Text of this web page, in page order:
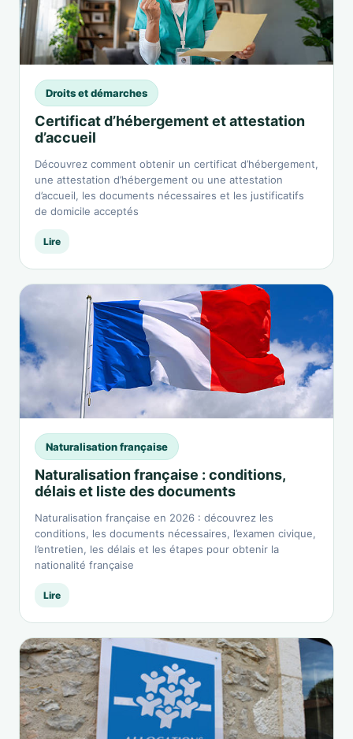
Droits et démarches
Certificat d’hébergement et attestation
d’accueil
Découvrez comment obtenir un certificat d’hébergement,
une attestation d’hébergement ou une attestation
d’accueil, les documents nécessaires et les justificatifs
de domicile acceptés
Lire
Naturalisation française
Naturalisation française : conditions,
délais et liste des documents
Naturalisation française en 2026 : découvrez les
conditions, les documents nécessaires, l’examen civique,
l’entretien, les délais et les étapes pour obtenir la
nationalité française
Lire